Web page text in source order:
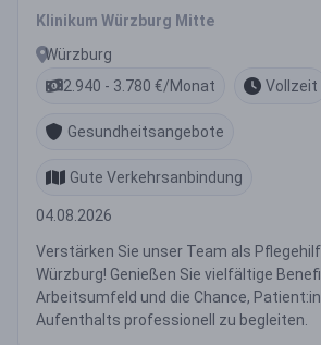
Klinikum Würzburg Mitte
Würzburg
2.940 - 3.780 €/Monat
Vollzeit
Gesundheitsangebote
Gute Verkehrsanbindung
04.08.2026
Verstärken Sie unser Team als
Würzburg! Genießen Sie vielfältige
Arbeitsumfeld und die Chance,
Aufenthalts professionell zu begleiten.